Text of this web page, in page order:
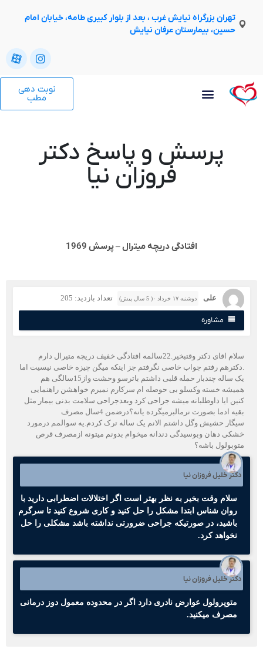
تهران بزرگراه نیایش غرب ، بعد از بلوار کبیری طامه، خیابان امام
حسین، بیمارستان عرفان نیایش
نوبت دهی
پرسش و پاسخ دکتر
فروزان نیا
افتادگی دریچه میترال – پرسش 1969
علی دوشنبه ۱۷ خرداد ۰( 5 سال پیش) تعداد بازدید: 205
مشاوره
سلام اقای دکتر وقتبخیر.22سالمه افتادگی خفیف دریچه متیرال دارم
رفتم جواب خاصی نگرفتم جز اینکه میگن چیزه خاصی نیسیت اما
یک ساله چندبار حمله قلبی داشتم باترسو وحشت واز15سالگی هم
خسته وکسلو بی حوصله ام سرکارم نمیرم خواهشن راهنمایی
ایا داوطلبانه میشه جراحی کرد وبعدجراحی سلامت بدنی بیمار مثل
ادما بصورت نرمالبرمیگرده یانه؟درضمن 4سال مصرف
حشیش وگل داشتم الانم یک ساله ترک کردم.یه سوالمم درمورد
دهان وبوسیدگی دندانه میخوام بدونم میتونه ازمصرف قرص
باشه؟
دکتر خلیل فروزان نیا
سلام وقت بخیر به نظر بهتر است اگر اختلالات اضطرابی دارید با
روان شناس ابتدا مشکل را حل کنید و کاری شروع کنید تا سرگرم
باشید، در صورتیکه جراحی ضرورتی نداشته باشد مشکلی را حل
نخواهد کرد.
دکتر خلیل فروزان نیا
متوپرولول عوارض نادری دارد اگر در محدوده معمول دوز درمانی
مصرف میکنید.